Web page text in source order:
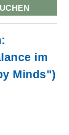
im
Minds")